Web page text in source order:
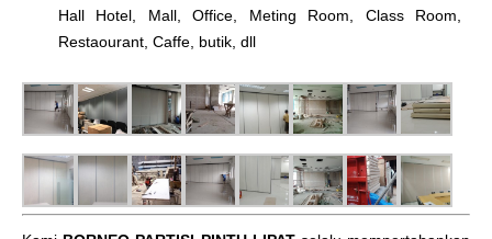
Hall Hotel, Mall, Office, Meting Room, Class Room,
Restaourant, Caffe, butik, dll